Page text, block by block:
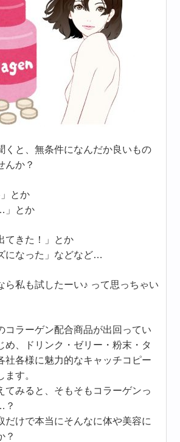
くと、無条件になんだか良いもの
んか？
」とか
」とか
てきた！」とか
になった」などなど…
ら私も試したーい♪ って思っちゃい
コラーゲン配合商品が出回ってい
め、ドリンク・ゼリー・粉末・タ
社各様に魅力的なキャッチコピー
す。
てみると、そもそもコラーゲンっ
？
だけで本当にそんなに体や美容に
？